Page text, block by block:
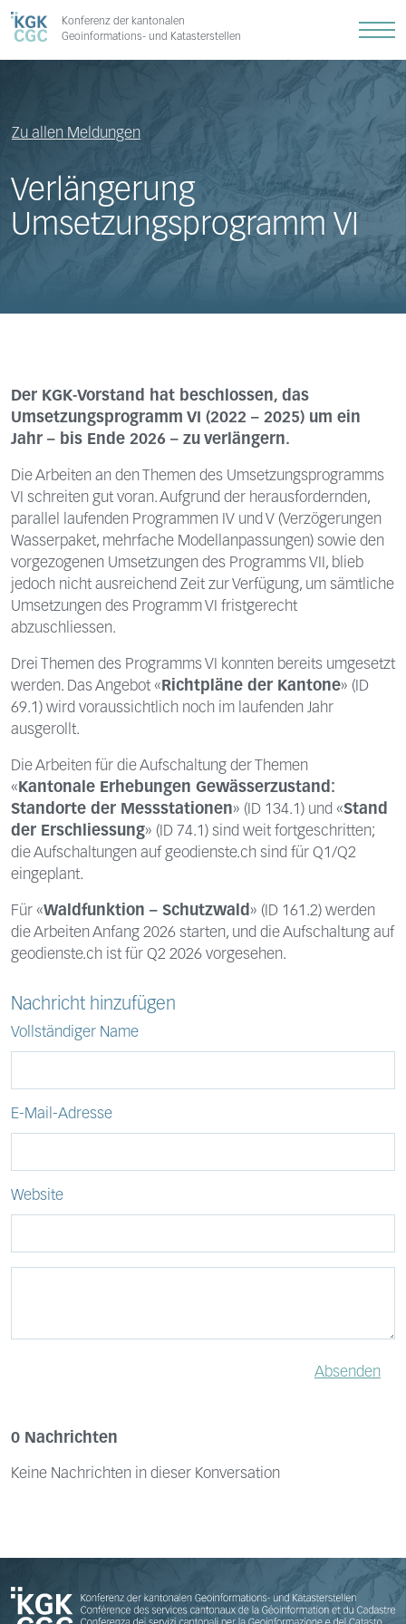
Konferenz der kantonalen
Geoinformations- und Katasterstellen
Zu allen Meldungen
Verlängerung
Umsetzungsprogramm VI
Der KGK-Vorstand hat beschlossen, das
Umsetzungsprogramm VI (2022 – 2025) um ein
Jahr – bis Ende 2026 – zu verlängern.
Die Arbeiten an den Themen des Umsetzungsprogramms
VI schreiten gut voran. Aufgrund der herausfordernden,
parallel laufenden Programmen IV und V (Verzögerungen
Wasserpaket, mehrfache Modellanpassungen) sowie den
vorgezogenen Umsetzungen des Programms VII, blieb
jedoch nicht ausreichend Zeit zur Verfügung, um sämtliche
Umsetzungen des Programm VI fristgerecht
abzuschliessen.
Drei Themen des Programms VI konnten bereits umgesetzt
werden. Das Angebot « Richtpläne der Kantone» (ID
69.1) wird voraussichtlich noch im laufenden Jahr
ausgerollt.
Die Arbeiten für die Aufschaltung der Themen
« Kantonale Erhebungen Gewässerzustand:
Standorte der Messstationen» (ID 134.1) und «Stand
der Erschliessung» (ID 74.1) sind weit fortgeschritten;
die Aufschaltungen auf geodienste.ch sind für Q1/Q2
eingeplant.
Für «Waldfunktion – Schutzwald » (ID 161.2) werden
die Arbeiten Anfang 2026 starten, und die Aufschaltung auf
geodienste.ch ist für Q2 2026 vorgesehen.
Nachricht hinzufügen
Vollständiger Name
E-Mail-Adresse
Website
Absenden
0 Nachrichten
Keine Nachrichten in dieser Konversation